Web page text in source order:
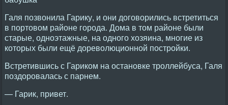
Галя позвонила Гарику, и они договорились встретиться
в портовом районе города. Дома в том районе были
старые, одноэтажные, на одного хозяина, многие из
которых были ещё дореволюционной постройки.
Встретившись с Гариком на остановке троллейбуса, Галя
поздоровалась с парнем.
— Гарик, привет.